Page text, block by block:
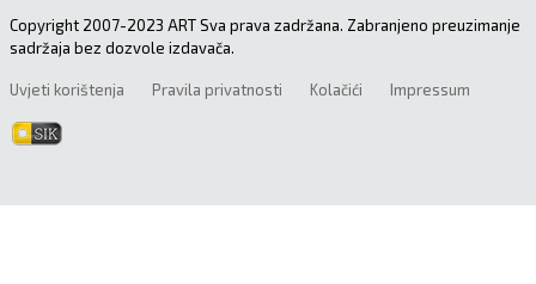
Copyright 2007-2023 ART Sva prava zadržana. Zabranjeno preuzimanje
sadržaja bez dozvole izdavača.
Uvjeti korištenja Pravila privatnosti Kolačići Impressum